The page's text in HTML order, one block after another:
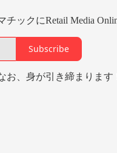
ックにRetail Media
Subscribe
お、身が引き締まりま